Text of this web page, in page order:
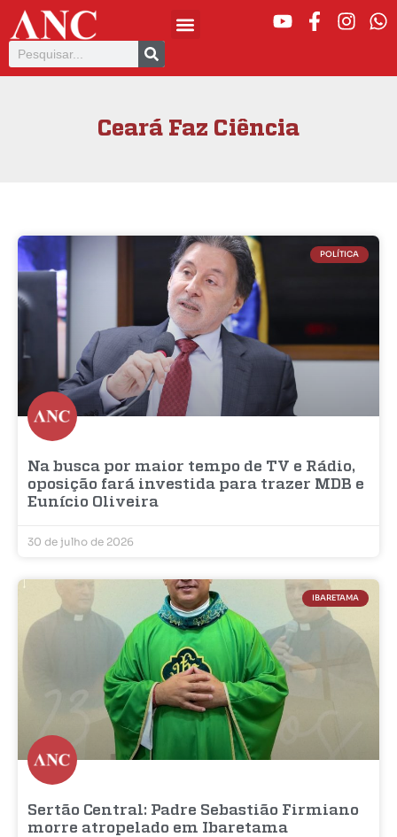
Ceará Faz Ciência
POLÍTICA
Na busca por maior tempo de TV e Rádio,
oposição fará investida para trazer MDB e
Eunício Oliveira
30 de julho de 2026
IBARETAMA
Sertão Central: Padre Sebastião Firmiano
morre atropelado em Ibaretama